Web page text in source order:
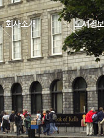
회사소개 도서정보